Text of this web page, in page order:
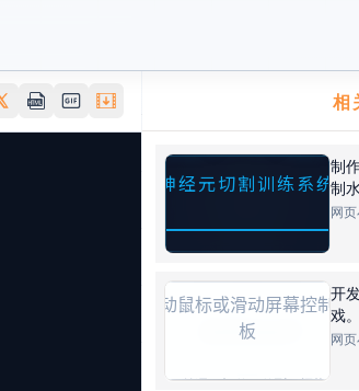
相
制
制
网
开
戏
网